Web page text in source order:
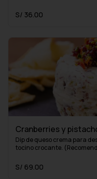
S/ 36.00
Cranberries y
Dip de queso crema para
tocino crocante.
S/ 69.00